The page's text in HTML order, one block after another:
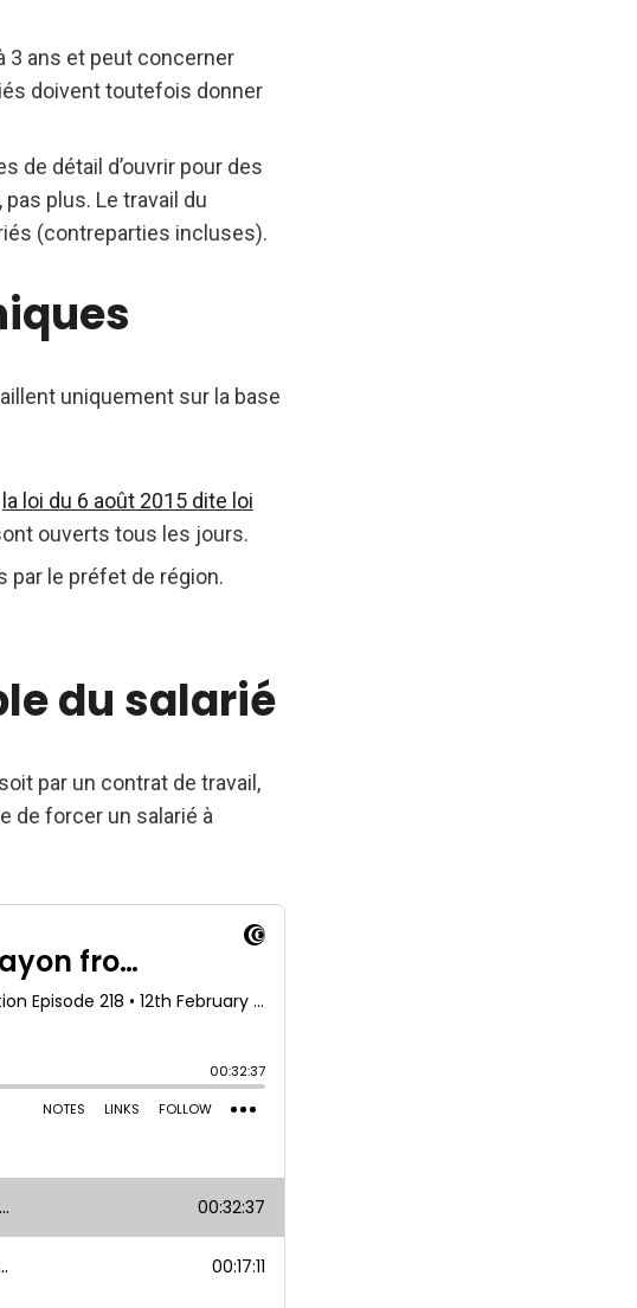
3 ans et peut concerner
doivent toutefois donner
de détail d’ouvrir pour des
plus. Le travail du
(contreparties incluses).
uniquement sur la base
la loi du 6 août 2015 dite loi
ouverts tous les jours.
par le préfet de région.
du salarié
par un contrat de travail,
de forcer un salarié à